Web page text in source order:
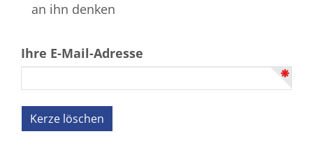
an ihn denken
Ihre E-Mail-Adresse